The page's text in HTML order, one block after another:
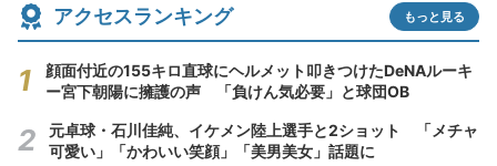
アクセスランキング もっと見る
顔面付近の155キロ直球にヘルメット叩きつけたDeNAルーキ
ー宮下朝陽に擁護の声 「負けん気必要」と球団OB
元卓球・石川佳純、イケメン陸上選手と2ショット 「メチャ
可愛い」「かわいい笑顔」「美男美女」話題に